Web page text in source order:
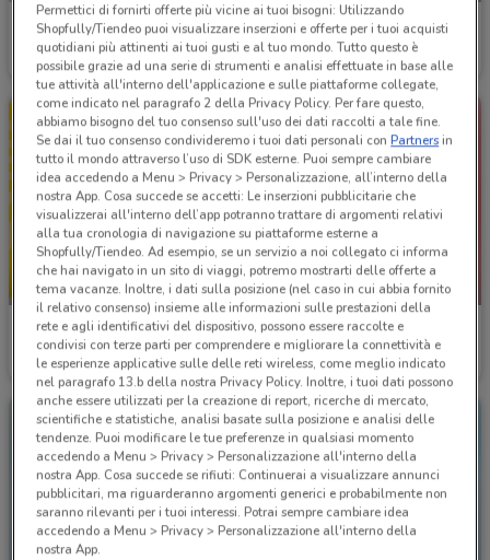
Euronics
Scade il 19/08 1.3 km
Coop
Scade il 19/08 16.6 km
-4 GIORNI
Il Gigante
Scade mercoledì 18 km
-4 GIORNI
Bennet
Scade mercoledì 5.4 km
Permettici di fornirti offerte più vicine ai tuoi bisogni: Utilizzando
Shopfully/Tiendeo puoi visualizzare inserzioni e offerte per i tuoi acquisti
quotidiani più attinenti ai tuoi gusti e al tuo mondo. Tutto questo è
possibile grazie ad una serie di strumenti e analisi effettuate in base alle
tue attività all'interno dell'applicazione e sulle piattaforme collegate,
come indicato nel paragrafo 2 della Privacy Policy. Per fare questo,
abbiamo bisogno del tuo consenso sull'uso dei dati raccolti a tale fine.
Se dai il tuo consenso condivideremo i tuoi dati personali conPartnersin
tutto il mondo attraverso l’uso di SDK esterne. Puoi sempre cambiare
idea accedendo a Menu > Privacy > Personalizzazione, all’interno della
nostra App. Cosa succede se accetti: Le inserzioni pubblicitarie che
visualizzerai all'interno dell’app potranno trattare di argomenti relativi
alla tua cronologia di navigazione su piattaforme esterne a
Shopfully/Tiendeo. Ad esempio, se un servizio a noi collegato ci informa
che hai navigato in un sito di viaggi, potremo mostrarti delle offerte a
tema vacanze. Inoltre, i dati sulla posizione (nel caso in cui abbia fornito
il relativo consenso) insieme alle informazioni sulle prestazioni della
rete e agli identificativi del dispositivo, possono essere raccolte e
condivisi con terze parti per comprendere e migliorare la connettività e
le esperienze applicative sulle delle reti wireless, come meglio indicato
nel paragrafo 13.b della nostra Privacy Policy. Inoltre, i tuoi dati possono
anche essere utilizzati per la creazione di report, ricerche di mercato,
scientifiche e statistiche, analisi basate sulla posizione e analisi delle
tendenze. Puoi modificare le tue preferenze in qualsiasi momento
accedendo a Menu > Privacy > Personalizzazione all'interno della
nostra App. Cosa succede se rifiuti: Continuerai a visualizzare annunci
pubblicitari, ma riguarderanno argomenti generici e probabilmente non
saranno rilevanti per i tuoi interessi. Potrai sempre cambiare idea
accedendo a Menu > Privacy > Personalizzazione all'interno della
nostra App.